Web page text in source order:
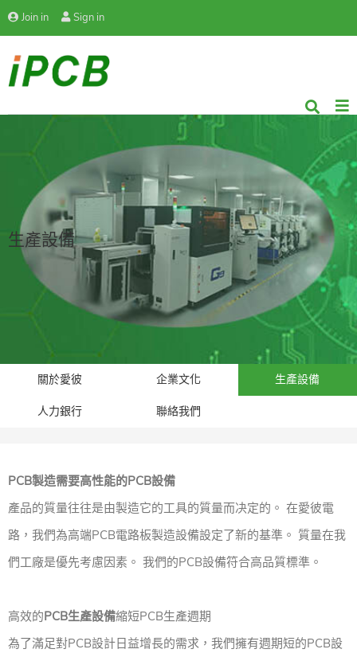
Join in Sign in
生產設備
關於愛彼 企業文化 生產設備
人力銀行 聯絡我們
PCB製造需要高性能的PCB設備
產品的質量往往是由製造它的工具的質量而决定的。 在愛彼電
路，我們為高端PCB電路板製造設備設定了新的基準。 質量在我
們工廠是優先考慮因素。 我們的PCB設備符合高品質標準。
高效的PCB生產設備縮短PCB生產週期
為了滿足對PCB設計日益增長的需求，我們擁有週期短的PCB設